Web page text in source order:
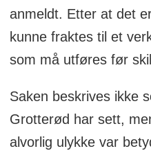
anmeldt. Etter at det
kunne fraktes til et
som må utføres før
Saken beskrives ikke
Grotterød har sett,
alvorlig ulykke var